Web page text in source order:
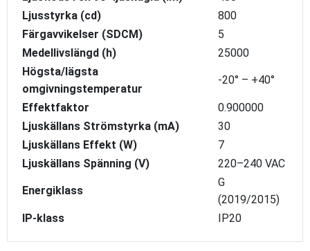
Ljusstyrka (cd)
800
Färgavvikelser (SDCM)
5
Medellivslängd (h)
25000
Högsta/lägsta
omgivningstemperatur
-20° – +40°
Effektfaktor
0.900000
Ljuskällans Strömstyrka (mA)
30
Ljuskällans Effekt (W)
7
Ljuskällans Spänning (V)
220–240 VAC
Energiklass
G
(2019/2015)
IP-klass
IP20